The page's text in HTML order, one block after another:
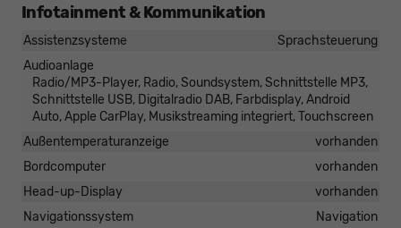
Infotainment & Kommunikation
Assistenzsysteme
Sprachsteuerung
Audioanlage
Radio/MP3-Player, Radio, Soundsystem, Schnittstelle MP3,
Schnittstelle USB, Digitalradio DAB, Farbdisplay, Android
Auto, Apple CarPlay, Musikstreaming integriert, Touchscreen
Außentemperaturanzeige
vorhanden
Bordcomputer
vorhanden
Head-up-Display
vorhanden
Navigationssystem
Navigation